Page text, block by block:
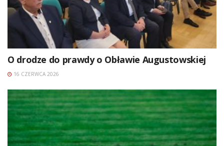
O drodze do prawdy o Obławie Augustowskiej
16 CZERWCA 2026